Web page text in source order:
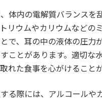
体内の電解質バランスを
リウムやカリウムなどの
で、耳の中の液体の圧力
ことがあります。適切な
れた食事を心がけること
る際には、アルコールや